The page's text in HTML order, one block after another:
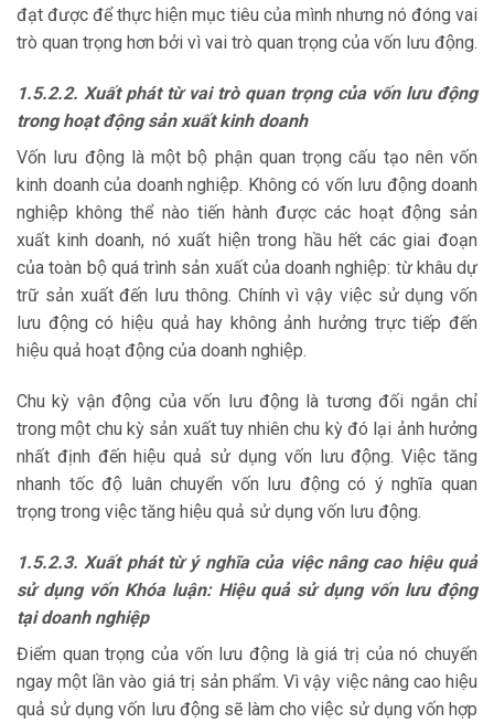
đạt được để thực hiện mục tiêu của mình nhưng nó đóng vai
trò quan trọng hơn bởi vì vai trò quan trọng của vốn lưu động.
1.5.2.2. Xuất phát từ vai trò quan trọng của vốn lưu động
trong hoạt động sản xuất kinh doanh
Vốn lưu động là một bộ phận quan trọng cấu tạo nên vốn
kinh doanh của doanh nghiệp. Không có vốn lưu động doanh
nghiệp không thể nào tiến hành được các hoạt động sản
xuất kinh doanh, nó xuất hiện trong hầu hết các giai đoạn
của toàn bộ quá trình sản xuất của doanh nghiệp: từ khâu dự
trữ sản xuất đến lưu thông. Chính vì vậy việc sử dụng vốn
lưu động có hiệu quả hay không ảnh hưởng trực tiếp đến
hiệu quả hoạt động của doanh nghiệp.
Chu kỳ vận động của vốn lưu động là tương đối ngắn chỉ
trong một chu kỳ sản xuất tuy nhiên chu kỳ đó lại ảnh hưởng
nhất định đến hiệu quả sử dụng vốn lưu động. Việc tăng
nhanh tốc độ luân chuyển vốn lưu động có ý nghĩa quan
trọng trong việc tăng hiệu quả sử dụng vốn lưu động.
1.5.2.3. Xuất phát từ ý nghĩa của việc nâng cao hiệu quả
sử dụng vốn Khóa luận: Hiệu quả sử dụng vốn lưu động
tại doanh nghiệp
Điểm quan trọng của vốn lưu động là giá trị của nó chuyển
ngay một lần vào giá trị sản phẩm. Vì vậy việc nâng cao hiệu
quả sử dụng vốn lưu động sẽ làm cho việc sử dụng vốn hợp